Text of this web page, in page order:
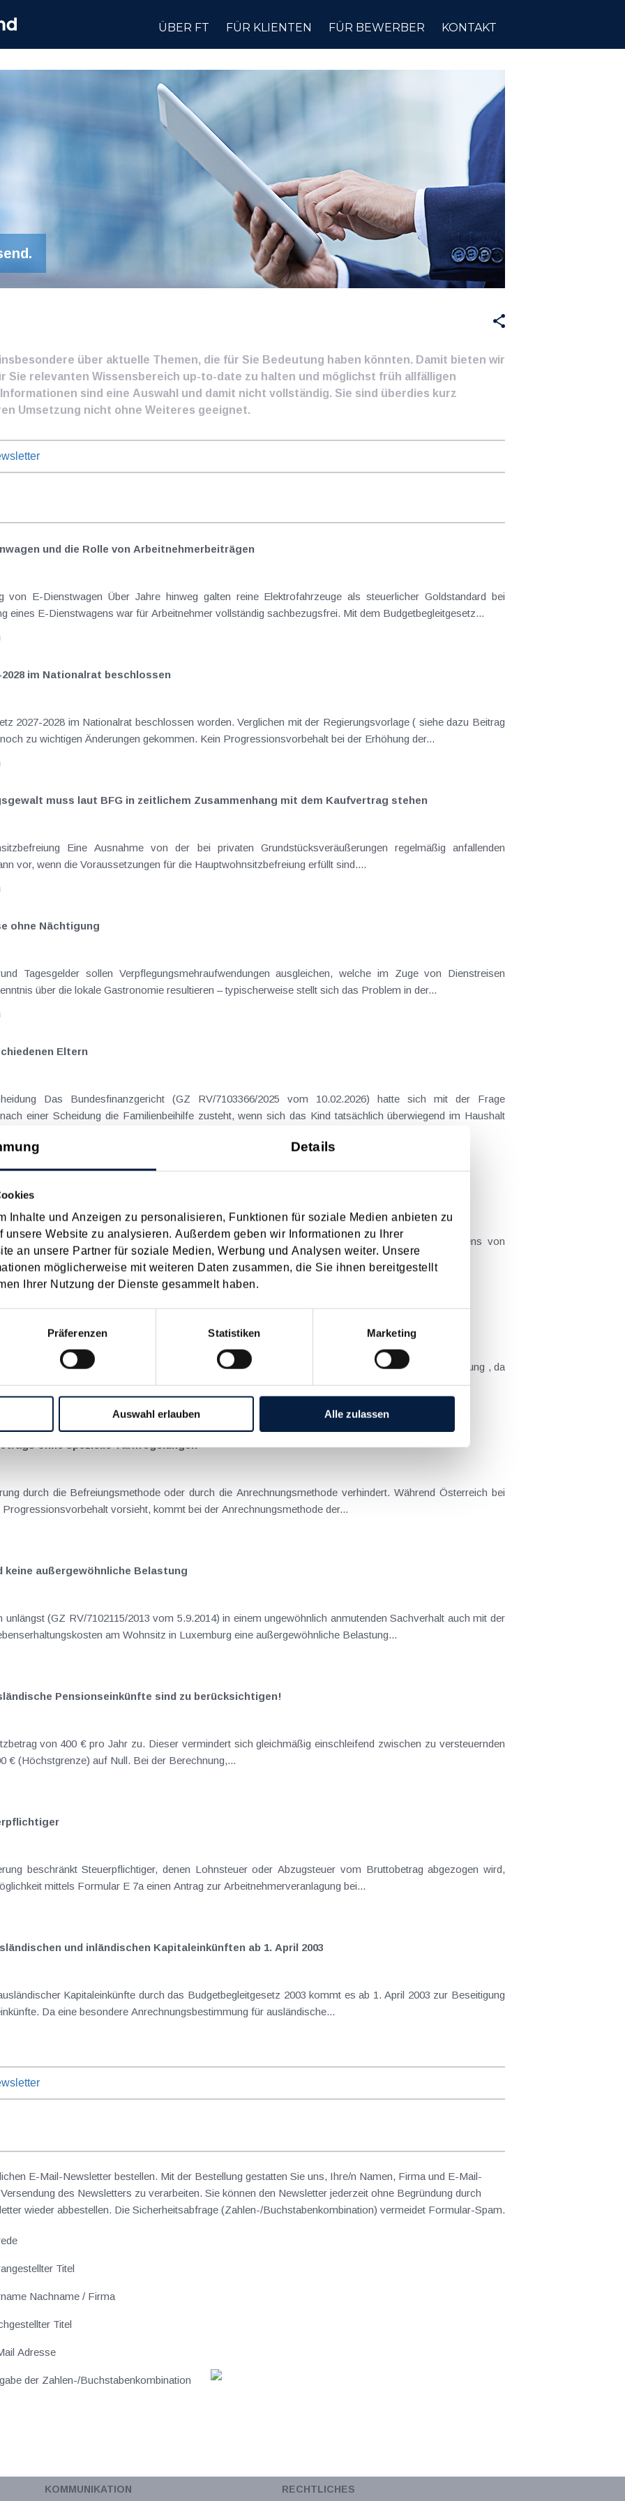
Details
Inhalte und Anzeigen zu personalisieren, Funktionen für soziale Medien anbieten zu
unsere Website zu analysieren. Außerdem geben wir Informationen zu Ihrer
an unsere Partner für soziale Medien, Werbung und Analysen weiter. Unsere
möglicherweise mit weiteren Daten zusammen, die Sie ihnen bereitgestellt
Ihrer Nutzung der Dienste gesammelt haben.
Präferenzen Statistiken Marketing
Auswahl erlauben Alle zulassen
ÜBER FT FÜR KLIENTEN FÜR BEWERBER KONTAKT
über aktuelle Themen, die für Sie Bedeutung haben könnten. Damit bieten wir
Sie relevanten Wissensbereich up-to-date zu halten und möglichst früh allfälligen
sind eine Auswahl und damit nicht vollständig. Sie sind überdies kurz
Umsetzung nicht ohne Weiteres geeignet.
und die Rolle von Arbeitnehmer​­beiträgen
als steuerlicher Goldstandard bei
eines E-Dienstwagens war für Arbeitnehmer vollständig sachbezugsfrei. Mit dem Budgetbegleitgesetz...
im Nationalrat beschlossen
2027-2028 im Nationalrat beschlossen worden. Verglichen mit der Regierungsvorlage ( siehe dazu Beitrag
aus dem Juli 2026 ) ist es dabei vereinzelt noch zu wichtigen Änderungen gekommen. Kein Progressionsvorbehalt bei der Erhöhung der...
muss laut BFG in zeitlichem Zusammenhang mit dem Kaufvertrag stehen
regelmäßig anfallenden
vor, wenn die Voraussetzungen für die Hauptwohnsitzbefreiung erfüllt sind....
ohne Nächtigung
über die lokale Gastronomie resultieren – typischerweise stellt sich das Problem in der...
Eltern
sich mit der Frage
einer Scheidung die Familienbeihilfe zusteht, wenn sich das Kind tatsächlich überwiegend im Haushalt
Sozialversicherungsbeiträge bei Auslandstätigkeit
d.h. rückgezahlte Pflichtbeiträge, sofern diese zur Gänze oder teilweise aufgrund des Vorliegens von
einbehalten worden waren, gehören als gleichsam...
Anrechnungshöchstbetrag zu berücksichtigen
sondern auch in Österreich besteuert würden....
ohne spezielle Tarifregelungen
der Befreiungsmethode üblicherweise den Progressionsvorbehalt vorsieht, kommt bei der Anrechnungsmethode der...
außergewöhnliche Belastung
Frage auseinanderzusetzen, ob höhere Lebenserhaltungskosten am Wohnsitz in Luxemburg eine außergewöhnliche Belastung...
Pensionseinkünfte sind zu berücksichtigen!
€ (Höchstgrenze) auf Null. Bei der Berechnung,...
beschränkt Steuerpflichtiger, denen Lohnsteuer oder Abzugsteuer vom Bruttobetrag abgezogen wird,
besteht für Lohnempfänger ab 2005 die Möglichkeit mittels Formular E 7a einen Antrag zur Arbeitnehmerveranlagung bei...
und inländischen Kapitaleinkünften ab 1. April 2003
Kapitaleinkünfte durch das Budgetbegleitgesetz 2003 kommt es ab 1. April 2003 zur Beseitigung
Da eine besondere Anrechnungsbestimmung für ausländische...
E-Mail-Newsletter bestellen. Mit der Bestellung gestatten Sie uns, Ihre/n Namen, Firma und E-Mail-
des Newsletters zu verarbeiten. Sie können den Newsletter jederzeit ohne Begründung durch
wieder abbestellen. Die Sicherheitsabfrage (Zahlen-/Buchstabenkombination) vermeidet Formular-Spam.
Titel
Nachname / Firma
Titel
Adresse
der Zahlen-/Buchstabenkombination
KOMMUNIKATION RECHTLICHES